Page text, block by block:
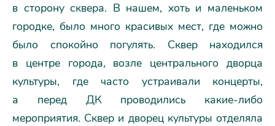
в сторону сквера. В нашем, хоть и маленьком
городке, было много красивых мест, где можно
было спокойно погулять. Сквер находился
в центре города, возле центрального дворца
культуры, где часто устраивали концерты,
а перед ДК проводились какие-либо
мероприятия. Сквер и дворец культуры отделяла